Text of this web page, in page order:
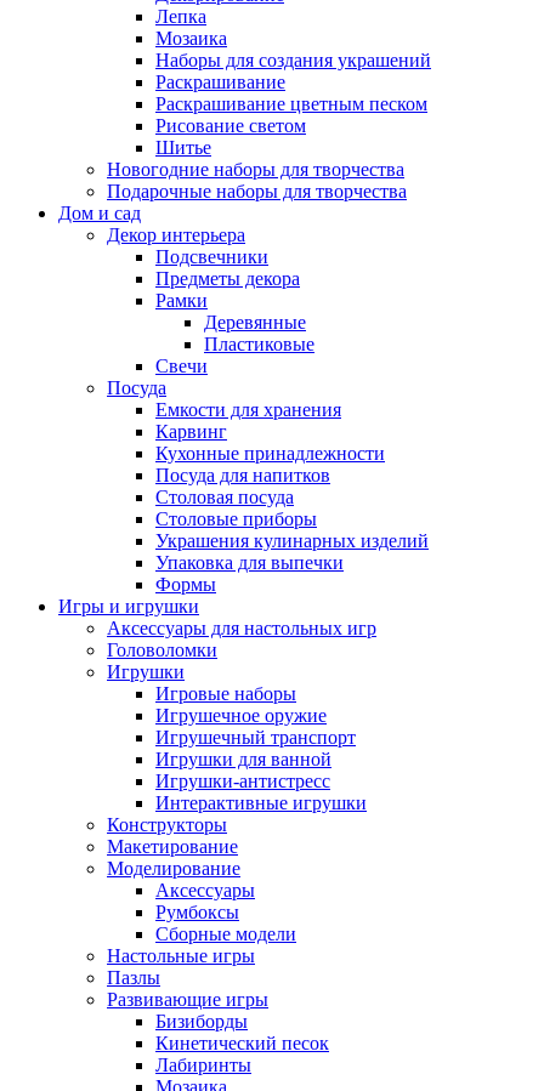
Лепка
Мозаика
Наборы для создания украшений
Раскрашивание
Раскрашивание цветным песком
Рисование светом
Шитье
Новогодние наборы для творчества
Подарочные наборы для творчества
Дом и сад
Декор интерьера
Подсвечники
Предметы декора
Рамки
Деревянные
Пластиковые
Свечи
Посуда
Емкости для хранения
Карвинг
Кухонные принадлежности
Посуда для напитков
Столовая посуда
Столовые приборы
Украшения кулинарных изделий
Упаковка для выпечки
Формы
Игры и игрушки
Аксессуары для настольных игр
Головоломки
Игрушки
Игровые наборы
Игрушечное оружие
Игрушечный транспорт
Игрушки для ванной
Игрушки-антистресс
Интерактивные игрушки
Конструкторы
Макетирование
Моделирование
Аксессуары
Румбоксы
Сборные модели
Настольные игры
Пазлы
Развивающие игры
Бизиборды
Кинетический песок
Лабиринты
Мозаика